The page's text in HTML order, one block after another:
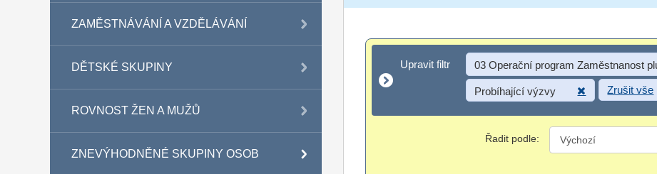
ZAMĚSTNÁVÁNÍ A VZDĚLÁVÁNÍ
DĚTSKÉ SKUPINY
ROVNOST ŽEN A MUŽŮ
ZNEVÝHODNĚNÉ SKUPINY OSOB
Upravit filtr
Upravit filtr 03 Operační program Zaměstnanost
Probíhající výzvy Zrušit vše
Řadit podle: